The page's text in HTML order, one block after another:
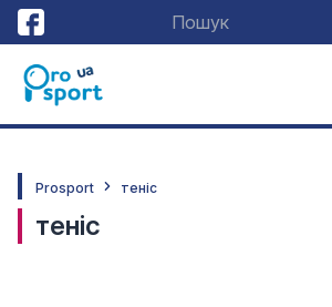
Prosport теніс
теніс